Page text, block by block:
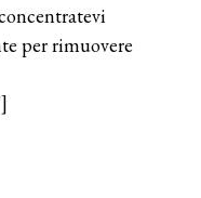
per rimuovere